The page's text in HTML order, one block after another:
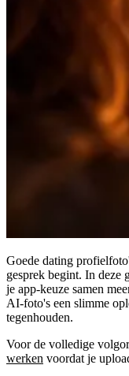
Goede dating
gesprek begint. In deze
je app-keuze samen
AI-foto's een slimme
tegenhouden.
Voor de volledige
werken voordat je